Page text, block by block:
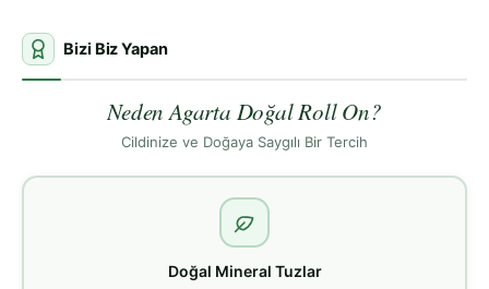
Bizi Biz Yapan
Neden Agarta Doğal Roll On?
Cildinize ve Doğaya Saygılı Bir Tercih
Doğal Mineral Tuzlar